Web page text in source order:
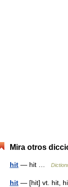
Mira otros
hit — hit …
hit — [hit] vt. hit,